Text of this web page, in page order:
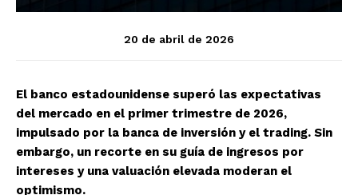
20 de abril de 2026
El banco estadounidense superó las expectativas
del mercado en el primer trimestre de 2026,
impulsado por la banca de inversión y el trading. Sin
embargo, un recorte en su guía de ingresos por
intereses y una valuación elevada moderan el
optimismo.